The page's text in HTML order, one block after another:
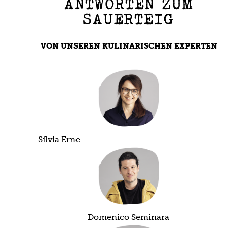
ANTWORTEN ZUM
SAUERTEIG
VON UNSEREN KULINARISCHEN EXPERTEN
Silvia Erne
Domenico Seminara